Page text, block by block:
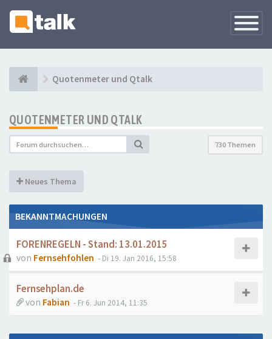
Quotenmeter und Qtalk
QUOTENMETER UND QTALK
730 Themen
Neues Thema
BEKANNTMACHUNGEN
FORENREGELN - Stand: 13.01.2015
von Fernsehfohlen - Di 19. Jan 2016, 15:58
Fernsehplan.de
von Fabian - Fr 6. Jun 2014, 11:35